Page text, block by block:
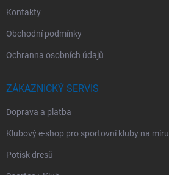
Kontakty
Obchodní podmínky
Ochranna osobních údajů
ZÁKAZNICKÝ SERVIS
Doprava a platba
Klubový e-shop pro sportovní kluby na míru
Potisk dresů